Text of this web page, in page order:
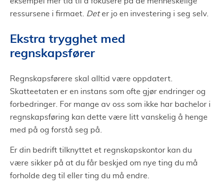
ressursene i firmaet. Deter jo en investering i seg selv.
Ekstra trygghet med
regnskapsfører
Regnskapsførere skal alltid være oppdatert.
Skatteetaten er en instans som ofte gjør endringer og
forbedringer. For mange av oss som ikke har bachelor i
regnskapsføring kan dette være litt vanskelig å henge
med på og forstå seg på.
Er din bedrift tilknyttet et regnskapskontor kan du
være sikker på at du får beskjed om nye ting du må
forholde deg til eller ting du må endre.